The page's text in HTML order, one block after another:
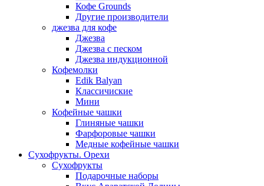
Кофе Grounds
Другие производители
джезва для кофе
Джезва
Джезва с песком
Джезва индукционной
Кофемолки
Edik Balyan
Классичиские
Мини
Кофейные чашки
Глиняные чашки
Фарфоровые чашки
Медные кофейные чашки
Сухофрукты. Орехи
Сухофрукты
Подарочные наборы